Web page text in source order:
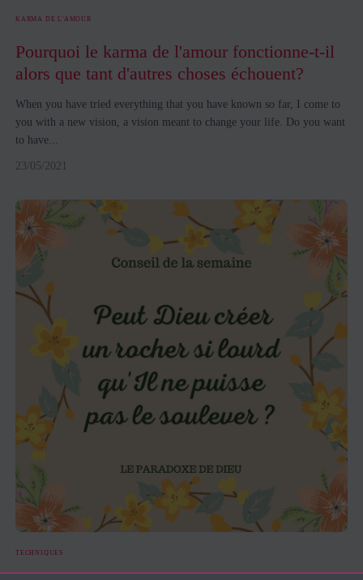
KARMA DE L'AMOUR
Pourquoi le karma de l'amour fonctionne-t-il
alors que tant d'autres choses échouent?
When you have tried everything that you have known so far, I come to
you with a new vision, a vision meant to change your life. Do you want
to have...
23/05/2021
TECHNIQUES